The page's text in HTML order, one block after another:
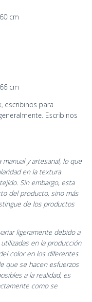
cm
cm
escribinos para
Escribinos
y artesanal, lo que
en la textura
Sin embargo, esta
del producto, sino más
de los productos
ligeramente debido a
en la producción
color en los diferentes
que se hacen esfuerzos
a la realidad, es
como se